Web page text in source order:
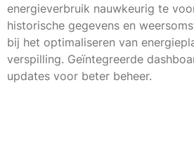
energieverbruik nauwkeurig te
historische gegevens en
bij het optimaliseren van
verspilling. Geïntegreerde
updates voor beter beheer.